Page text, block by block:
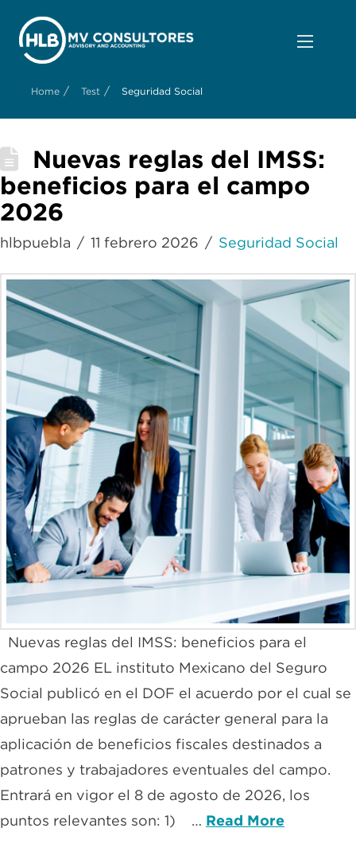
Home / Test / Seguridad Social
Nuevas reglas del IMSS:
beneficios para el campo
2026
hlbpuebla 11 febrero 2026 Seguridad Social
Nuevas reglas del IMSS: beneficios para el
campo 2026 EL instituto Mexicano del Seguro
Social publicó en el DOF el acuerdo por el cual se
aprueban las reglas de carácter general para la
aplicación de beneficios fiscales destinados a
patrones y trabajadores eventuales del campo.
Entrará en vigor el 8 de agosto de 2026, los
puntos relevantes son: 1) … Read More